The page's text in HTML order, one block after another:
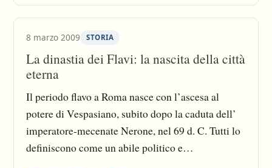
8 marzo 2009 STORIA
La dinastia dei Flavi: la nascita della città
eterna
Il periodo flavo a Roma nasce con l’ascesa al
potere di Vespasiano, subito dopo la caduta dell’
imperatore-mecenate Nerone, nel 69 d. C. Tutti lo
definiscono come un abile politico e